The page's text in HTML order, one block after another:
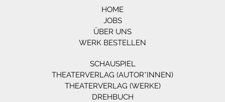
HOME
JOBS
ÜBER UNS
WERK BESTELLEN
SCHAUSPIEL
THEATERVERLAG (AUTOR*INNEN)
THEATERVERLAG (WERKE)
DREHBUCH